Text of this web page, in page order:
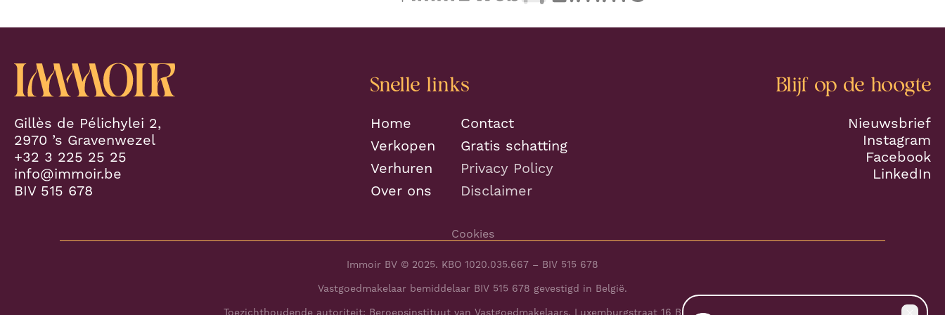
Gillès de Pélichylei 2,
2970 ’s Gravenwezel
+32 3 225 25 25
info@immoir.be
BIV 515 678
Snelle links
Home
Contact
Verkopen
Gratis schatting
Verhuren
Privacy Policy
Over ons
Disclaimer
Blijf op de hoogte
Nieuwsbrief
Instagram
Facebook
LinkedIn
Cookies
Immoir BV © 2025. KBO 1020.035.667 – BIV 515 678
Vastgoedmakelaar bemiddelaar BIV 515 678 gevestigd in België.
Toezichthoudende autoriteit: Beroepsinstituut van Vastgoedmakelaars, Luxemburgstraat 16 B te 1000